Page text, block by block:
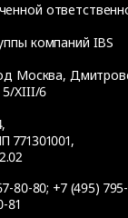
компаний IBS
Москва,
XIII/6
771301001,
80-80; +7 (495)
81